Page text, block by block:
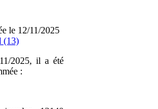
le 12/11/2025
(13)
2025, il a été
: